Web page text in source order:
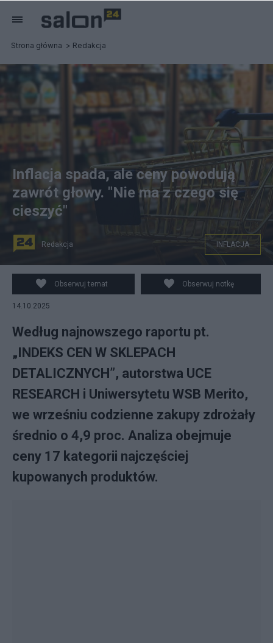
Strona główna Redakcja
Inflacja spada, ale ceny powodują
zawrót głowy. "Nie ma z czego się
cieszyć"
Redakcja INFLACJA
Obserwuj temat Obserwuj notkę
14.10.2025
Według najnowszego raportu pt.
„INDEKS CEN W SKLEPACH
DETALICZNYCH”, autorstwa UCE
RESEARCH i Uniwersytetu WSB Merito,
we wrześniu codzienne zakupy zdrożały
średnio o 4,9 proc. Analiza obejmuje
ceny 17 kategorii najczęściej
kupowanych produktów.